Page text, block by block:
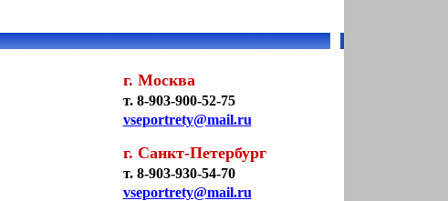
г. Москва
т. 8-903-900-52-75
vseportrety@mail.ru
г. Санкт-Петербург
т. 8-903-930-54-70
vseportrety@mail.ru